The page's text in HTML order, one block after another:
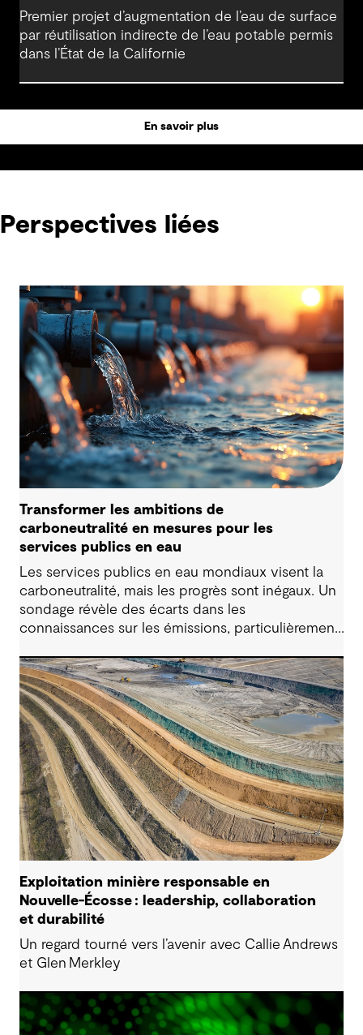
Premier projet d’augmentation de l’eau de surface
par réutilisation indirecte de l’eau potable permis
dans l’État de la Californie
En savoir plus
Perspectives liées
Transformer les ambitions de
carboneutralité en mesures pour les
services publics en eau
Les services publics en eau mondiaux visent la
carboneutralité, mais les progrès sont inégaux. Un
sondage révèle des écarts dans les
connaissances sur les émissions, particulièrement
souligne le changement de cap vers leur
optimisation. La planification intégrée de la
résilience et un cadre détaillé aide les services
publics à déterminer les priorités parmi les
mesures à impact élevé et transforment les
ambitions en progrès concrets et itératifs.
Exploitation minière responsable en
Nouvelle-Écosse : leadership, collaboration
et durabilité
Un regard tourné vers l’avenir avec Callie Andrews
et Glen Merkley